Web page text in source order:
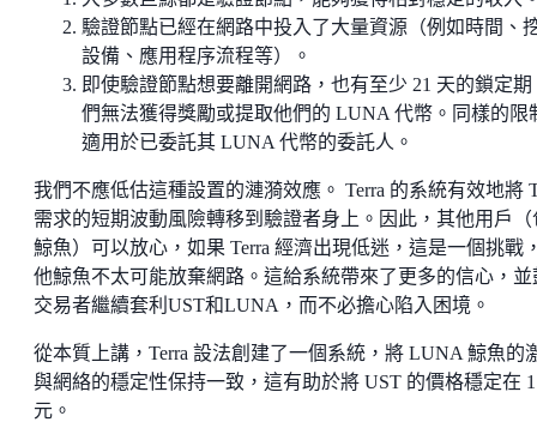
驗證節點已經在網路中投入了大量資源（例如時間、
設備、應用程序流程等）。
即使驗證節點想要離開網路，也有至少 21 天的鎖定期
們無法獲得獎勵或提取他們的 LUNA 代幣。同樣的限
適用於已委託其 LUNA 代幣的委託人。
我們不應低估這種設置的漣漪效應。 Terra 的系統有效地將
需求的短期波動風險轉移到驗證者身上。因此，其他用戶（
鯨魚）可以放心，如果 Terra 經濟出現低迷，這是一個挑戰
他鯨魚不太可能放棄網路。這給系統帶來了更多的信心，並
交易者繼續套利UST和LUNA，而不必擔心陷入困境。
從本質上講，Terra 設法創建了一個系統，將 LUNA 鯨魚的
與網絡的穩定性保持一致，這有助於將 UST 的價格穩定在
元。